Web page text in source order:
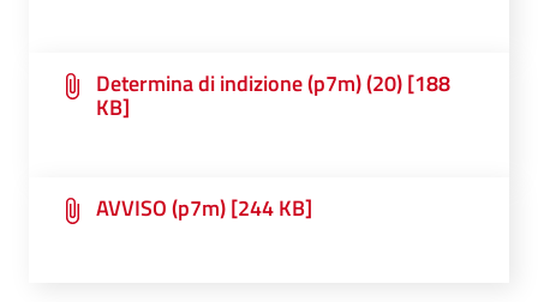
Determina di indizione (p7m) (20) [188
KB]
AVVISO (p7m) [244 KB]